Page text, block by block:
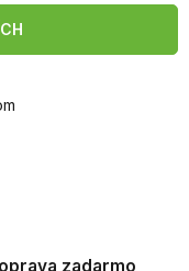
Vydržia aj nápor
rýb a odolajú aj...
zadarmo